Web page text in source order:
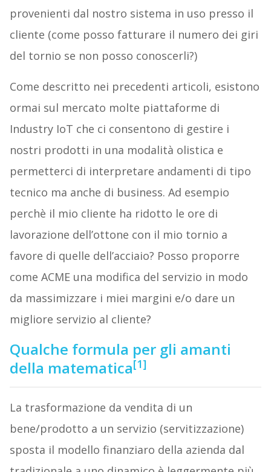
provenienti dal nostro sistema in uso presso il
cliente (come posso fatturare il numero dei giri
del tornio se non posso conoscerli?)
Come descritto nei precedenti articoli, esistono
ormai sul mercato molte piattaforme di
Industry IoT che ci consentono di gestire i
nostri prodotti in una modalità olistica e
permetterci di interpretare andamenti di tipo
tecnico ma anche di business. Ad esempio
perchè il mio cliente ha ridotto le ore di
lavorazione dell’ottone con il mio tornio a
favore di quelle dell’acciaio? Posso proporre
come ACME una modifica del servizio in modo
da massimizzare i miei margini e/o dare un
migliore servizio al cliente?
Qualche formula per gli amanti
della matematica[1]
La trasformazione da vendita di un
bene/prodotto a un servizio (servitizzazione)
sposta il modello finanziaro della azienda dal